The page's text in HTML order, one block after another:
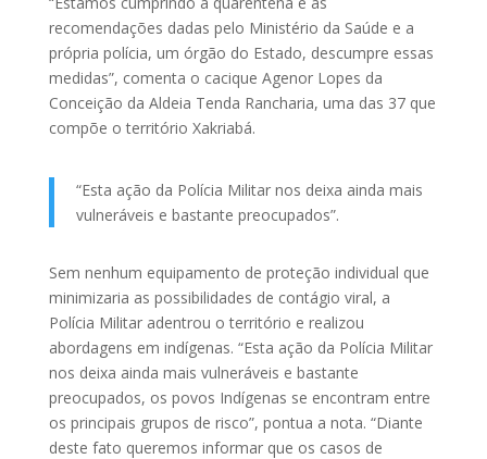
recomendações dadas pelo Ministério da Saúde e a
própria polícia, um órgão do Estado, descumpre essas
medidas”, comenta o cacique Agenor Lopes da
Conceição da Aldeia Tenda Rancharia, uma das 37 que
compõe o território Xakriabá.
“Esta ação da Polícia Militar nos deixa ainda mais
vulneráveis e bastante preocupados”.
Sem nenhum equipamento de proteção individual que
minimizaria as possibilidades de contágio viral, a
Polícia Militar adentrou o território e realizou
abordagens em indígenas. “Esta ação da Polícia Militar
nos deixa ainda mais vulneráveis e bastante
preocupados, os povos Indígenas se encontram entre
os principais grupos de risco”, pontua a nota. “Diante
deste fato queremos informar que os casos de